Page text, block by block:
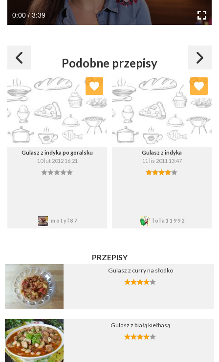
0:00 / 3:39
Podobne przepisy
Gulasz z indyka po góralsku
10 lut 2012 16:21
motyl87
Dodaj do ulubionych
Wybierz listę:
Zapisz
Gulasz z indyka
11 lis 2011 13:47
lola11992
Dodaj do ulubionych
Wybierz listę:
Zapisz
PRZEPISY
Gulasz z curry na słodko
Gulasz z białą kiełbasą